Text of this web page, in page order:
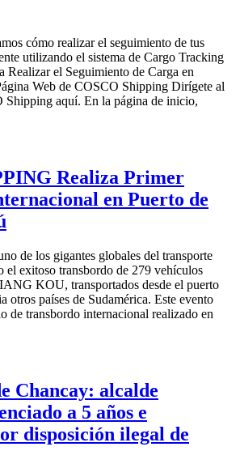
cómo realizar el seguimiento de tus
utilizando el sistema de Cargo Tracking
Realizar el Seguimiento de Carga en
Web de COSCO Shipping Dirígete al
aquí. En la página de inicio,
Realiza Primer
en Puerto de
de los gigantes globales del transporte
el exitoso transbordo de 279 vehículos
KOU, transportados desde el puerto
otros países de Sudamérica. Este evento
de transbordo internacional realizado en
Chancay: alcalde
a 5 años e
disposición ilegal de